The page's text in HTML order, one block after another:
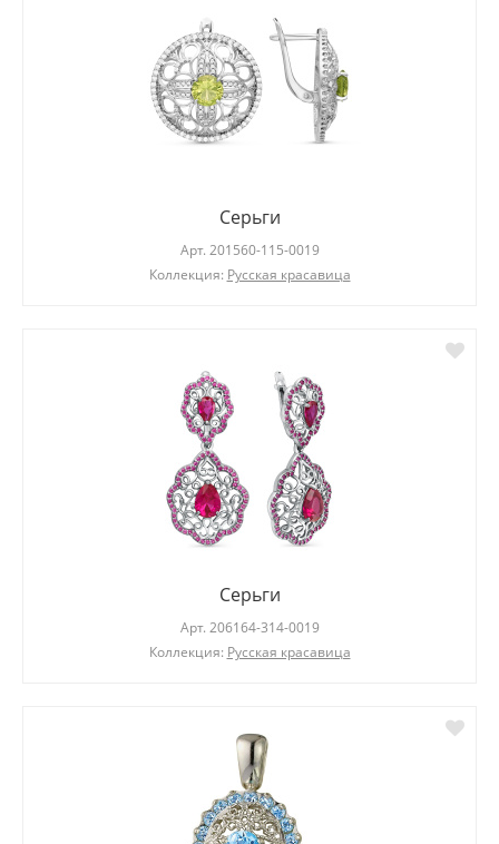
Серьги
Арт. 201560-115-0019
Коллекция: Русская красавица
Серьги
Арт. 206164-314-0019
Коллекция: Русская красавица